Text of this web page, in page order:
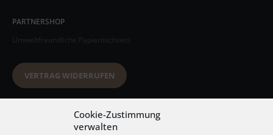
Cookie-Zustimmung
verwalten
PARTNERSHOP
Umweltfreundliche Papiertischsets
VERTRAG WIDERRUFEN
Datenschutzerklärung